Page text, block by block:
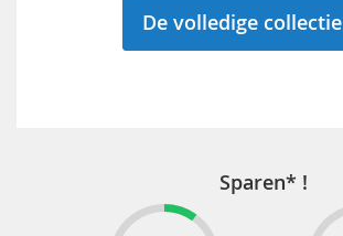
De volledige collectie
Sparen* !